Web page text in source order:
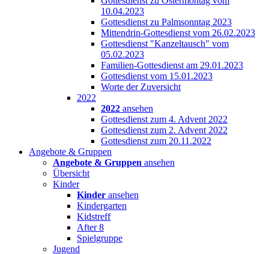
10.04.2023
Gottesdienst zu Palmsonntag 2023
Mittendrin-Gottesdienst vom 26.02.2023
Gottesdienst "Kanzeltausch" vom
05.02.2023
Familien-Gottesdienst am 29.01.2023
Gottesdienst vom 15.01.2023
Worte der Zuversicht
2022
2022 ansehen
Gottesdienst zum 4. Advent 2022
Gottesdienst zum 2. Advent 2022
Gottesdienst zum 20.11.2022
Angebote & Gruppen
Angebote & Gruppen ansehen
Übersicht
Kinder
Kinder ansehen
Kindergarten
Kidstreff
After 8
Spielgruppe
Jugend